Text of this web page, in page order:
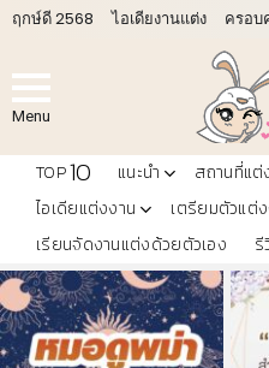
ฤกษ์ดี 2568 ไอเดียงานแต่ง ครอบ
Menu
TOP10 แนะนำ สถานที่แต่
ไอเดียแต่งงาน
เตรียมตัวแต่
เรียนจัดงานแต่งด้วยตัวเอง
รี
LATEST
STORIES